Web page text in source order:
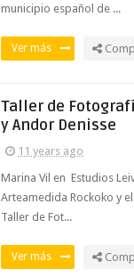
municipio español de ...
Ver más
Taller de
y Andor Denisse
11 years ago
Marina Vil en Estudios
Arteamedida Rockoko y
Taller de Fot...
Ver más